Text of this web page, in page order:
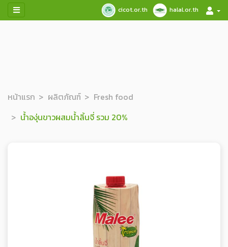
cicot.or.th halal.or.th
หน้าแรก ผลิตภัณฑ์
Fresh food
น้ำองุ่นขาวผสมน้ำลิ้นจี่ รวม 20%